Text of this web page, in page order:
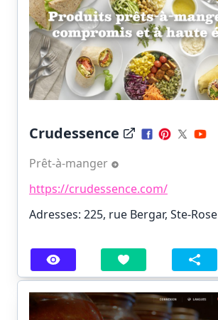
Crudessence
Prêt-à-manger
https://crudessence.com/
Adresses: 225, rue Bergar, Ste-Rose